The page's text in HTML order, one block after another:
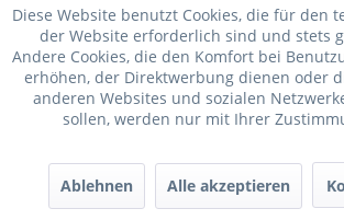
Zipper Maschinen billiger kaufen
Diese Website benutzt Cookies, die für den
der Website erforderlich sind und stets
Andere Cookies, die den Komfort bei
erhöhen, der Direktwerbung dienen oder
anderen Websites und sozialen
sollen, werden nur mit Ihrer
Ablehnen Alle akzeptieren